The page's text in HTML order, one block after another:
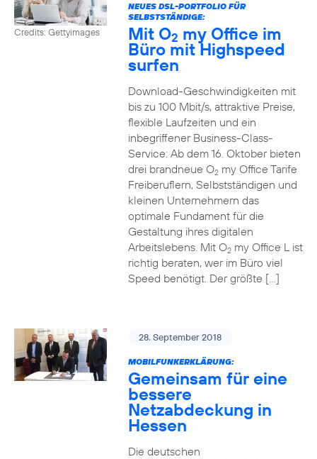
Credits: Gettyimages
NEUES DSL-PORTFOLIO FÜR
SELBSTSTÄNDIGE:
Mit O2 my Office im
Büro mit Highspeed
surfen
Download-Geschwindigkeiten mit
bis zu 100 Mbit/s, attraktive Preise,
flexible Laufzeiten und ein
inbegriffener Business-Class-
Service: Ab dem 16. Oktober bieten
drei brandneue O2my Office Tarife
Freiberuflern, Selbstständigen und
kleinen Unternehmern das
optimale Fundament für die
Gestaltung ihres digitalen
Arbeitslebens. Mit O2my Office L ist
richtig beraten, wer im Büro viel
Speed benötigt. Der größte […]
28. September 2018
MOBILFUNKERKLÄRUNG:
Gemeinsam für eine
bessere
Netzabdeckung in
Hessen
Die deutschen